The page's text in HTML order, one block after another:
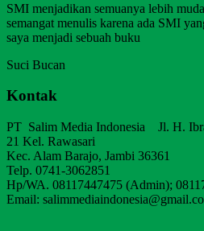
SMI menjadikan semuanya lebih
semangat menulis karena ada SMI
saya menjadi sebuah buku
Suci Bucan
Kontak
PT Salim Media Indonesia Jl. H.
21 Kel. Rawasari
Kec. Alam Barajo, Jambi 36361
Telp. 0741-3062851
Hp/WA. 08117447475 (Admin);
Email: